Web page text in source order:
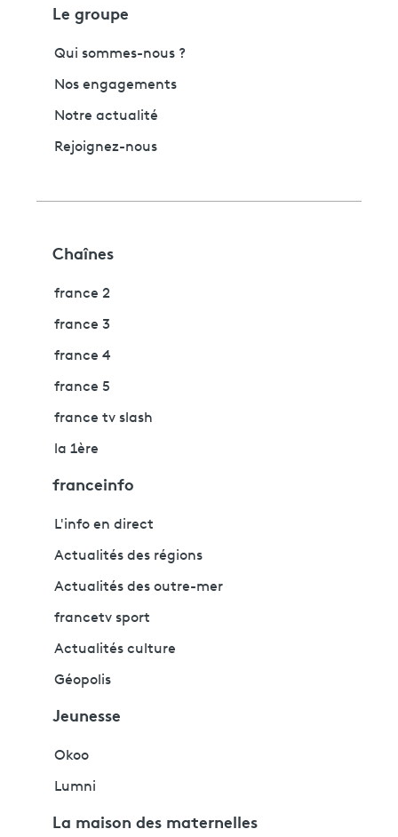
Le groupe
Qui sommes-nous ?
Nos engagements
Notre actualité
Rejoignez-nous
Chaînes
france 2
france 3
france 4
france 5
france tv slash
la 1ère
franceinfo
L'info en direct
Actualités des régions
Actualités des outre-mer
francetv sport
Actualités culture
Géopolis
Jeunesse
Okoo
Lumni
La maison des maternelles